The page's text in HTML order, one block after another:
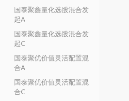
国泰聚鑫量化选股混合发
起A
国泰聚鑫量化选股混合发
起C
国泰聚优价值灵活配置混
合A
国泰聚优价值灵活配置混
合C